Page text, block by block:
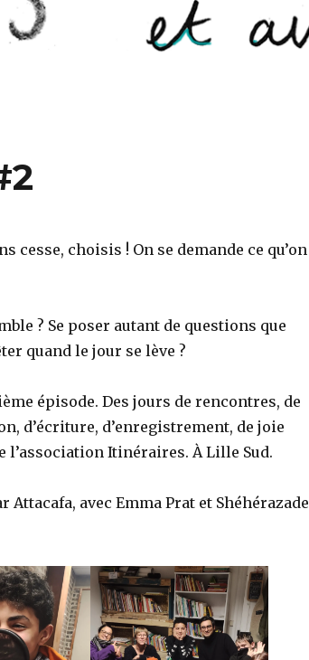
cesse, choisis ! On se demande ce qu’on
? Se poser autant de questions que
quand le jour se lève ?
épisode. Des jours de rencontres, de
d’écriture, d’enregistrement, de joie
l’association Itinéraires. À Lille Sud.
avec Emma Prat et Shéhérazade